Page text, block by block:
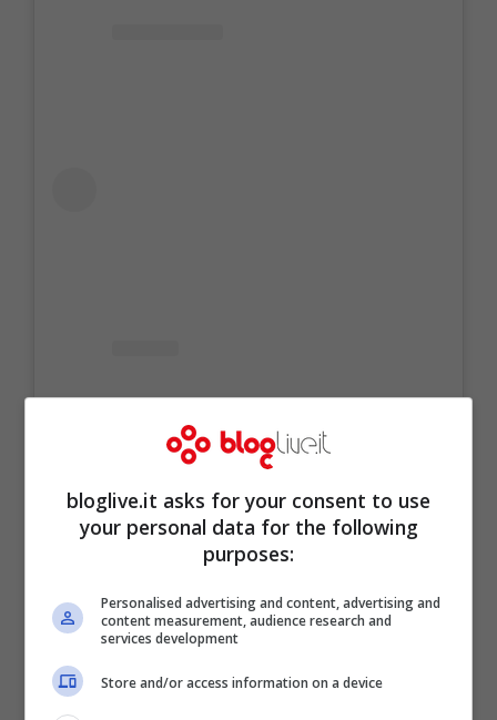
bloglive.it asks for your consent to use
your personal data for the following
purposes:
Personalised advertising and content, advertising and
content measurement, audience research and
services development
Store and/or access information on a device